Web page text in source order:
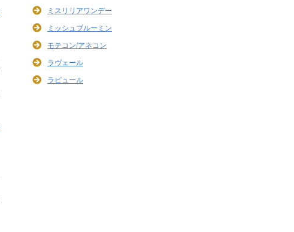
ミスリリアワンデー
ミッシュブルーミン
モテコン/アネコン
ラヴェール
ラピュール